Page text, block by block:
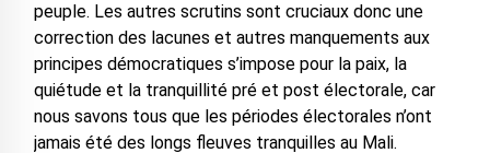
peuple. Les autres scrutins sont cruciaux donc une
correction des lacunes et autres manquements aux
principes démocratiques s’impose pour la paix, la
quiétude et la tranquillité pré et post électorale, car
nous savons tous que les périodes électorales n’ont
jamais été des longs fleuves tranquilles au Mali.